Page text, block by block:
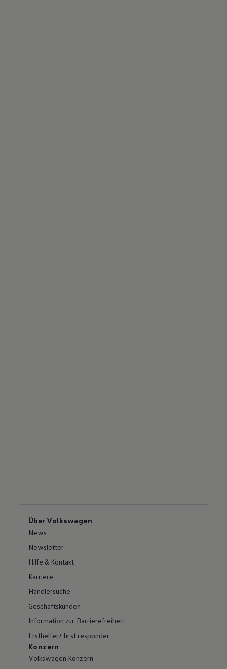
Über Volkswagen
News
Newsletter
Hilfe & Kontakt
Karriere
Händlersuche
Geschäftskunden
Information zur Barrierefreiheit
Ersthelfer/ first responder
Konzern
Volkswagen Konzern